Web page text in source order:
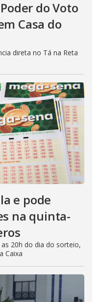
do Voto
Casa do
direta no Tá na Reta
e pode
na quinta-
20h do dia do sorteio,
Caixa